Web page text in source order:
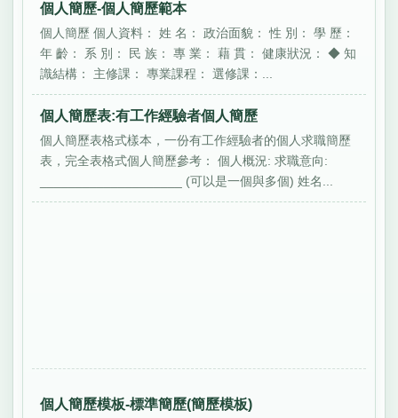
個人簡歷-個人簡歷範本
個人簡歷 個人資料： 姓 名： 政治面貌： 性 別： 學 歷：
年 齡： 系 別： 民 族： 專 業： 藉 貫： 健康狀況： ◆ 知
識結構： 主修課： 專業課程： 選修課：...
個人簡歷表:有工作經驗者個人簡歷
個人簡歷表格式樣本，一份有工作經驗者的個人求職簡歷
表，完全表格式個人簡歷參考： 個人概況: 求職意向:
____________________ (可以是一個與多個) 姓名...
個人簡歷模板-標準簡歷(簡歷模板)